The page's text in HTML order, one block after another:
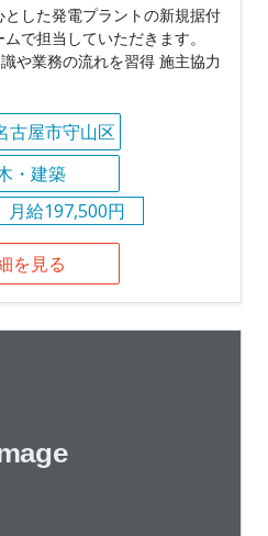
した発電プラントの新規据付
で担当していただきます。
や業務の流れを習得 施主協力
古屋市守山区
・建築
月給197,500円
を見る